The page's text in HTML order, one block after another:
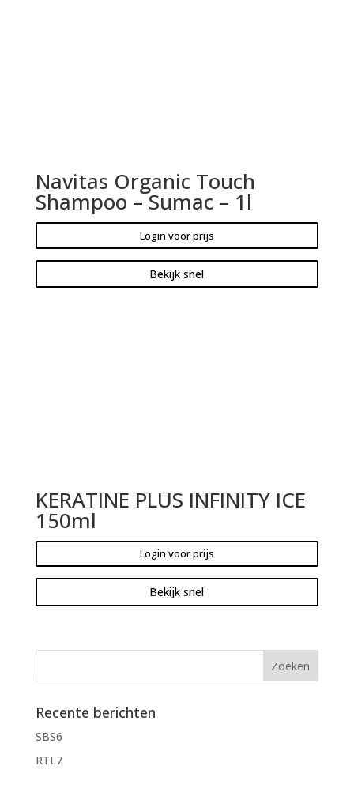
Navitas Organic Touch
Shampoo – Sumac – 1l
Login voor prijs
Bekijk snel
KERATINE PLUS INFINITY ICE
150ml
Login voor prijs
Bekijk snel
Recente berichten
SBS6
RTL7